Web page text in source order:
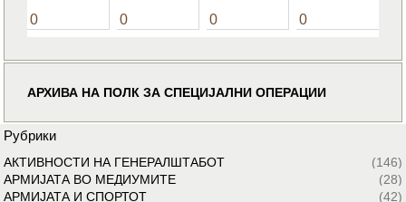
0 0 0 0
АРХИВА НА ПОЛК ЗА СПЕЦИЈАЛНИ ОПЕРАЦИИ
Рубрики
АКТИВНОСТИ НА ГЕНЕРАЛШТАБОТ
(146)
АРМИЈАТА ВО МЕДИУМИТЕ
(28)
АРМИЈАТА И СПОРТОТ
(42)